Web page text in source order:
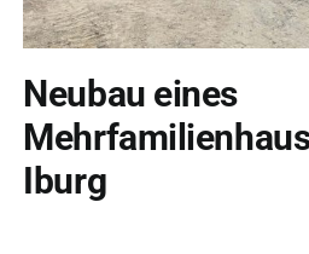
Neubau eines
Iburg